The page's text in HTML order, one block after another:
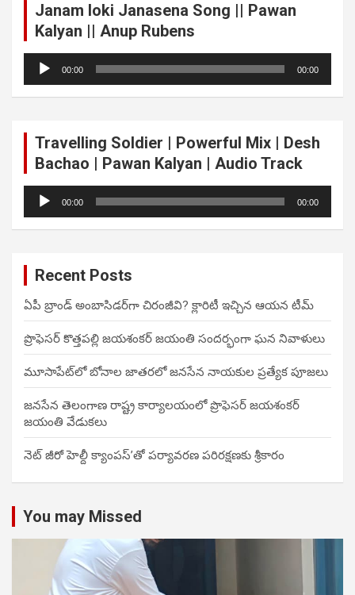
Janam loki Janasena Song || Pawan
Kalyan || Anup Rubens
Audio
Player
00:00 00:00
Travelling Soldier | Powerful Mix | Desh
Bachao | Pawan Kalyan | Audio Track
Audio
Player
00:00 00:00
Recent Posts
ఏపీ బ్రాండ్ అంబాసిడర్‌గా చిరంజీవి? క్లారిటీ ఇచ్చిన ఆయన టీమ్
ప్రొఫెసర్ కొత్తపల్లి జయశంకర్ జయంతి సందర్భంగా ఘన నివాళులు
మూసాపేట్‌లో బోనాల జాతరలో జనసేన నాయకుల ప్రత్యేక పూజలు
జనసేన తెలంగాణ రాష్ట్ర కార్యాలయంలో ప్రొఫెసర్ జయశంకర్
జయంతి వేడుకలు
నెట్ జీరో హెల్దీ క్యాంపస్’తో పర్యావరణ పరిరక్షణకు శ్రీకారం
You may Missed